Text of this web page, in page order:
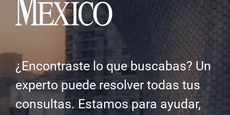
¿Encontraste lo que buscabas? Un
experto puede resolver todas tus
consultas. Estamos para ayudar,